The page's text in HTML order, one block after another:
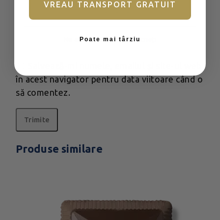
Nume*
în acest navigator pentru data viitoare când o
să comentez.
Produse similare
Nu aveți încă un cont?Înscrieți
VREAU TRANSPORT GRATUIT
Poate mai târziu